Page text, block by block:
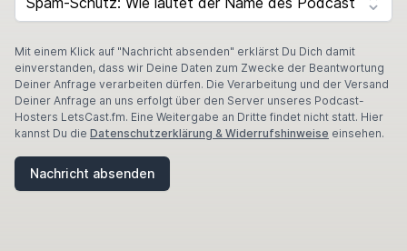
O
A
R
E
A
H
U
Mit einem Klick auf "Nachricht absenden" erklärst Du Dich damit
einverstanden, dass wir Deine Daten zum Zwecke der Beantwortung
Deiner Anfrage verarbeiten dürfen. Die Verarbeitung und der Versand
Deiner Anfrage an uns erfolgt über den Server unseres Podcast-
Hosters LetsCast.fm. Eine Weitergabe an Dritte findet nicht statt. Hier
kannst Du die Datenschutzerklärung & Widerrufshinweise einsehen.
Nachricht absenden